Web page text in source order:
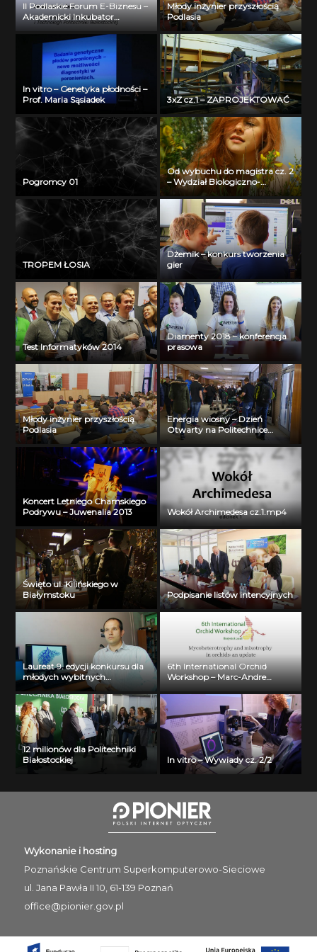
II Podlaskie Forum E-Biznesu –
Akademicki Inkubator
Przedsiębiorczości Politechniki
Białostockiej – Jerzy Muszyński
Młody inżynier przyszłością
Podlasia
In vitro – Genetyka płodności –
Prof. Maria Sąsiadek
3xZ cz.1 – ZAPROJEKTOWAĆ
Pogromcy 01
Od wybuchu do magistra cz. 2
– Wydział Biologiczno-
Chemiczny Uniwersytetu w
Białymstoku
TROPEM ŁOSIA
Dżemik – konkurs tworzenia
gier
Test Informatyków 2014
Diamenty 2018 – konferencja
prasowa
Młody inżynier przyszłością
Podlasia
Energia wiosny – Dzień
Otwarty na Politechnice
Białostockiej
Koncert Letniego Chamskiego
Podrywu – Juwenalia 2013
Wokół Archimedesa cz.1.mp4
Święto ul. Kilińskiego w
Białymstoku
Podpisanie listów intencyjnych
Laureat 9. edycji konkursu dla
młodych wybitnych
naukowców- dr inż. Krzysztof
Jurczuk
6th International Orchid
Workshop – Marc-Andre
Selosse
12 milionów dla Politechniki
Białostockiej
In vitro – Wywiady cz. 2/2
Wykonanie i hosting
Poznańskie Centrum Superkomputerowo-Sieciowe
ul. Jana Pawła II 10, 61-139 Poznań
office@pionier.gov.pl